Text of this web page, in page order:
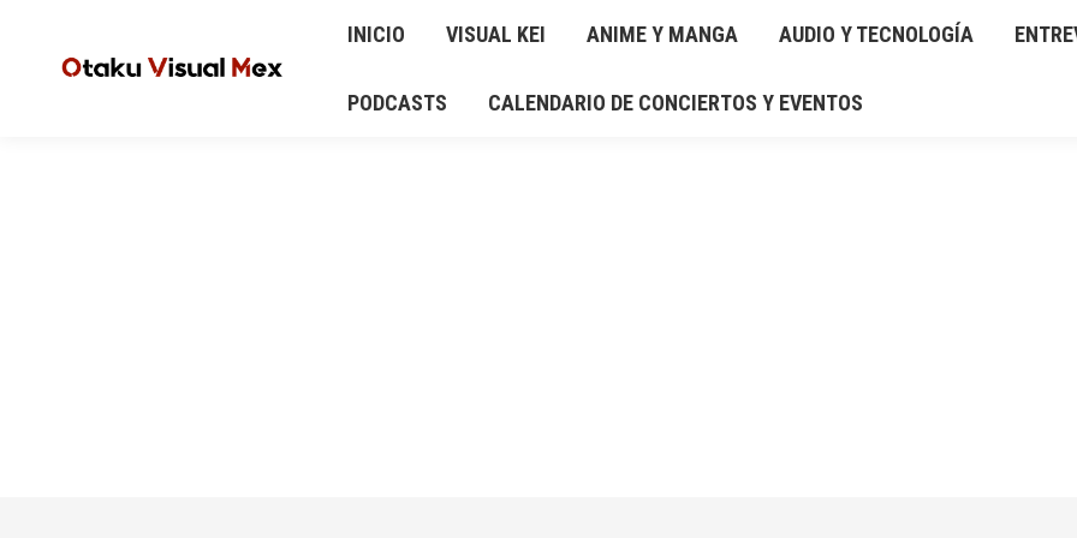
INICIO VISUAL KEI ANIME Y MANGA AUDIO Y TECNOLOGÍA
PODCASTS CALENDARIO DE CONCIERTOS Y EVENTOS
ANIME Y MANGA AUDIO Y TECNOLOGÍA ENTREVISTAS RESEÑAS
CALENDARIO DE CONCIERTOS Y EVENTOS